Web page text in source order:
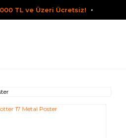
TL ve Üzeri Ücretsiz!